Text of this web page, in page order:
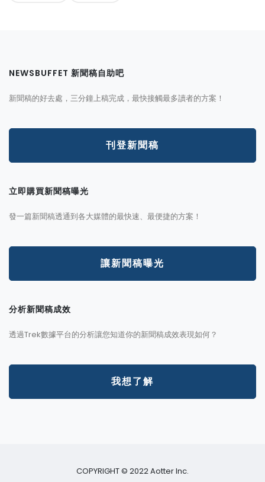
NEWSBUFFET 新聞稿自助吧
新聞稿的好去處，三分鐘上稿完成，最快接觸最多讀者的方案！
刊登新聞稿
立即購買新聞稿曝光
發一篇新聞稿透通到各大媒體的最快速、最便捷的方案！
讓新聞稿曝光
分析新聞稿成效
透過Trek數據平台的分析讓您知道你的新聞稿成效表現如何？
我想了解
COPYRIGHT © 2022 Aotter Inc.